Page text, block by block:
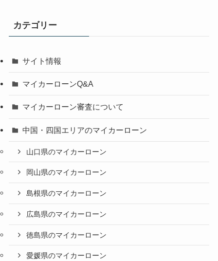
カテゴリー
サイト情報
マイカーローンQ&A
マイカーローン審査について
中国・四国エリアのマイカーローン
山口県のマイカーローン
岡山県のマイカーローン
島根県のマイカーローン
広島県のマイカーローン
徳島県のマイカーローン
愛媛県のマイカーローン